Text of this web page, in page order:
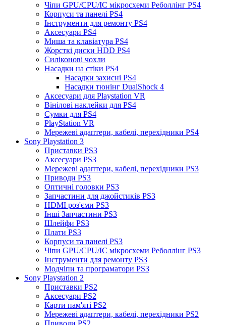
Чіпи GPU/CPU/IC мікросхеми Реболлінг PS4
Корпуси та панелі PS4
Інструменти для ремонту PS4
Аксесуари PS4
Миша та клавіатура PS4
Жорсткі диски HDD PS4
Силіконові чохли
Насадки на стіки PS4
Насадки захисні PS4
Насадки тюнінг DualShock 4
Аксесуари для Playstation VR
Вінілові наклейки для PS4
Сумки для PS4
PlayStation VR
Мережеві адаптери, кабелі, перехідники PS4
Sony Playstation 3
Приставки PS3
Аксесуари PS3
Мережеві адаптери, кабелі, перехідники PS3
Приводи PS3
Оптичні головки PS3
Запчастини для джойстиків PS3
HDMI роз'єми PS3
Інші Запчастини PS3
Шлейфи PS3
Плати PS3
Корпуси та панелі PS3
Чіпи GPU/CPU/IC мікросхеми Реболлінг PS3
Інструменти для ремонту PS3
Модчіпи та програматори PS3
Sony Playstation 2
Приставки PS2
Аксесуари PS2
Карти пам'яті PS2
Мережеві адаптери, кабелі, перехідники PS2
Приводи PS2